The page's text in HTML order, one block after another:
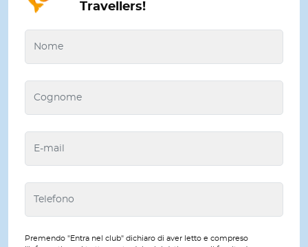
Travellers!
Premendo "Entra nel club" dichiaro di aver letto e compreso